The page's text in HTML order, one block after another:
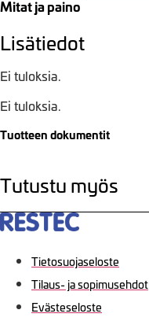
Mitat ja paino
Lisätiedot
Ei tuloksia.
Ei tuloksia.
Tuotteen dokumentit
Tutustu myös
Tietosuojaseloste
Tilaus- ja sopimusehdot
Evästeseloste